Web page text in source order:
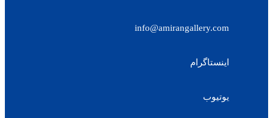
info@amirangallery.com
اینستاگرام
یوتیوب